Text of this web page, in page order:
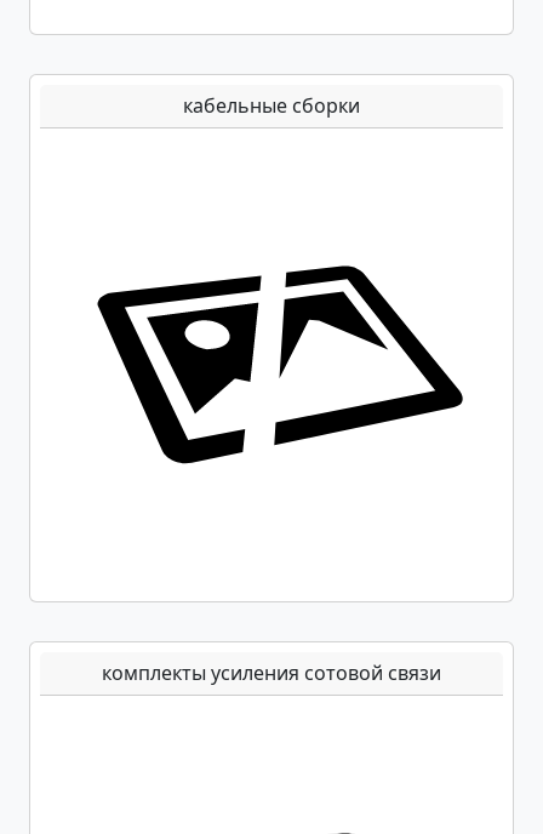
кабельные сборки
комплекты усиления сотовой связи